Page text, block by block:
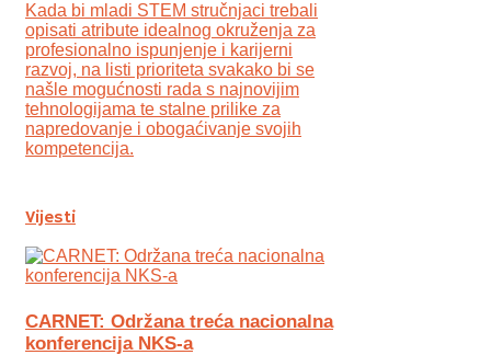
Kada bi mladi STEM stručnjaci trebali
opisati atribute idealnog okruženja za
profesionalno ispunjenje i karijerni
razvoj, na listi prioriteta svakako bi se
našle mogućnosti rada s najnovijim
tehnologijama te stalne prilike za
napredovanje i obogaćivanje svojih
kompetencija.
Vijesti
CARNET: Održana treća nacionalna
konferencija NKS-a